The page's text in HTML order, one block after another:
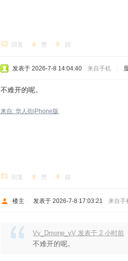
回复 赞 踩
发表于 2026-7-8 14:04:40 来自手机
不难开的呢。
来自: 华人街iPhone版
回复 赞 踩
楼主 发表于 2026-7-8 17:03:21 来自手
Vv_Dmone_vV 发表于 2 小时前
不难开的呢。